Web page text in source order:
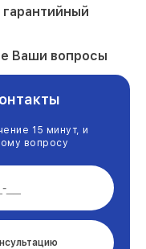
Ваши вопросы
15 минут, и
вопросу